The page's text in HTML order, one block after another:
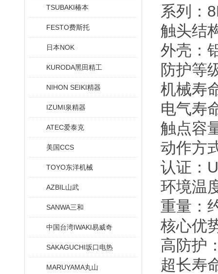
TSUBAKI椿本
FESTO费斯托
日本NOK
KURODA黑田精工
NIHON SEIKI精器
IZUMI泉精器
ATEC爱泰克
美国CCS
TOYO东洋机械
AZBIL山武
SANWA三和
中国台湾IWAKI易威奇
SAKAGUCHI坂口电热
MARUYAMA丸山
系列：
触头结
外壳：
防护等
机械寿
电气寿
触点容
动作方
认证：
环境温
重量：
核心优
高防护
超长寿